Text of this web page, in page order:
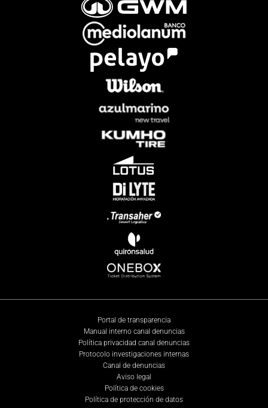
Portal de transparencia
Manual interno canal denuncias
Política privacidad canal denuncias
Protocolo investigaciones internas
Canal de denuncias
Aviso legal
Política de cookies
Política de protección de datos